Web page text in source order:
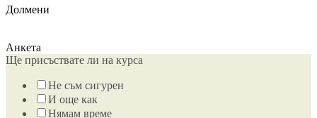
Долмени
Анкета
Ще присъствате ли на курса
Не съм сигурен
И още как
Нямам време